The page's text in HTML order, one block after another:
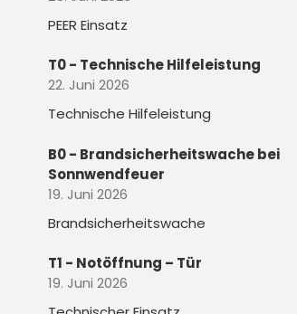
PEER Einsatz
T0 - Technische Hilfeleistung
22. Juni 2026
Technische Hilfeleistung
B0 - Brandsicherheitswache bei
Sonnwendfeuer
19. Juni 2026
Brandsicherheitswache
T1 - Notöffnung – Tür
19. Juni 2026